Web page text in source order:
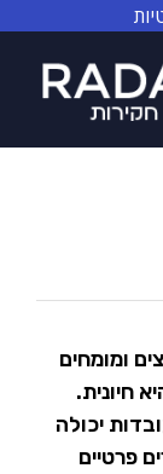
ומומחים
חיונית.
יכולה
פרטיים